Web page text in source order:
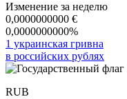
Изменение за неделю
0,0000000000 €
0,0000000000%
1 украинская гривна
в российских рублях
RUB